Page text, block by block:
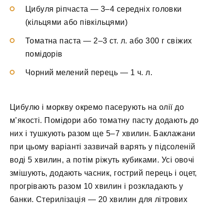
Цибуля ріпчаста — 3–4 середніх головки
(кільцями або півкільцями)
Томатна паста — 2–3 ст. л. або 300 г свіжих
помідорів
Чорний мелений перець — 1 ч. л.
Цибулю і моркву окремо пасерують на олії до
м’якості. Помідори або томатну пасту додають до
них і тушкують разом ще 5–7 хвилин. Баклажани
при цьому варіанті зазвичай варять у підсоленій
воді 5 хвилин, а потім ріжуть кубиками. Усі овочі
змішують, додають часник, гострий перець і оцет,
прогрівають разом 10 хвилин і розкладають у
банки. Стерилізація — 20 хвилин для літрових